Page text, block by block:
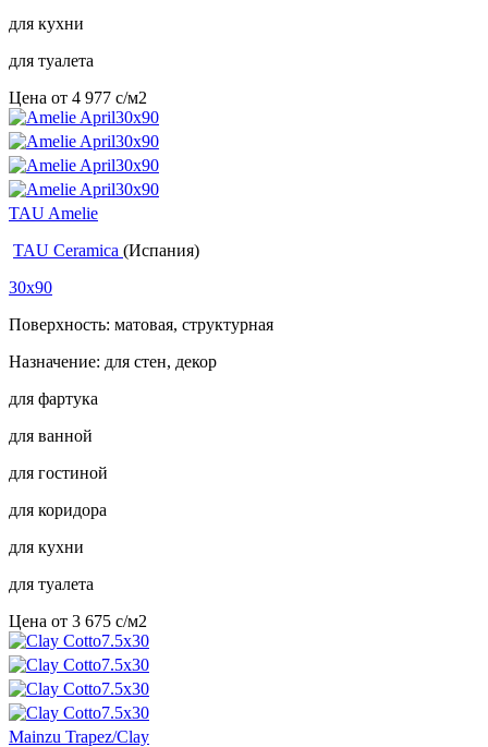
для кухни
для туалета
Цена от 4 977 c/м2
TAU Amelie
TAU Ceramica (Испания)
30x90
Поверхность: матовая, структурная
Назначение: для стен, декор
для фартука
для ванной
для гостиной
для коридора
для кухни
для туалета
Цена от 3 675 c/м2
Mainzu Trapez/Clay